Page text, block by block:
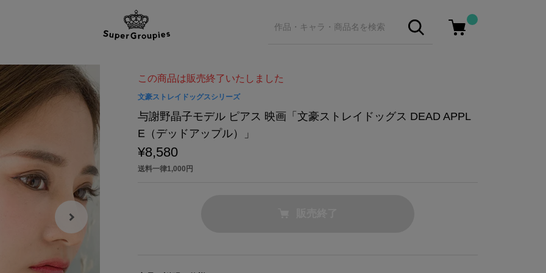
この商品は販売終了いたしました
文豪ストレイドッグスシリーズ
与謝野晶子モデル ピアス 映画「文豪ストレイドッグス DEAD APPL
E（デッドアップル）」
¥8,580
送料一律1,000円